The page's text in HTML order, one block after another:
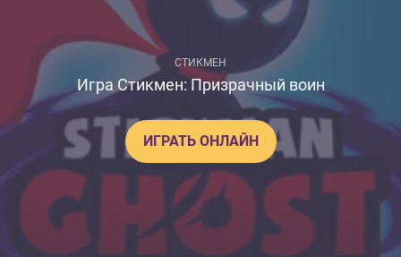
СТИКМЕН
Игра Стикмен: Призрачный воин
ИГРАТЬ ОНЛАЙН